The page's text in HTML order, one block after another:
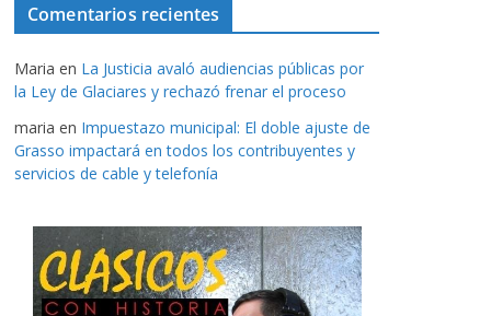
Comentarios recientes
Maria en La Justicia avaló audiencias públicas por
la Ley de Glaciares y rechazó frenar el proceso
maria en Impuestazo municipal: El doble ajuste de
Grasso impactará en todos los contribuyentes y
servicios de cable y telefonía